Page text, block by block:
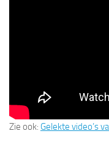
Zie ook: Gelekte video’s